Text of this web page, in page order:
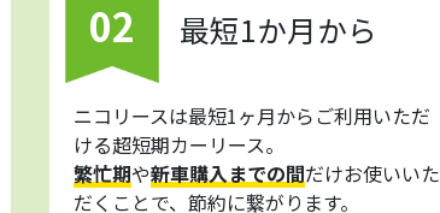
02 最短1か月から
ニコリースは最短1ヶ月からご利用いただ
ける超短期カーリース。
繁忙期や新車購入までの間だけお使いいた
だくことで、節約に繋がります。